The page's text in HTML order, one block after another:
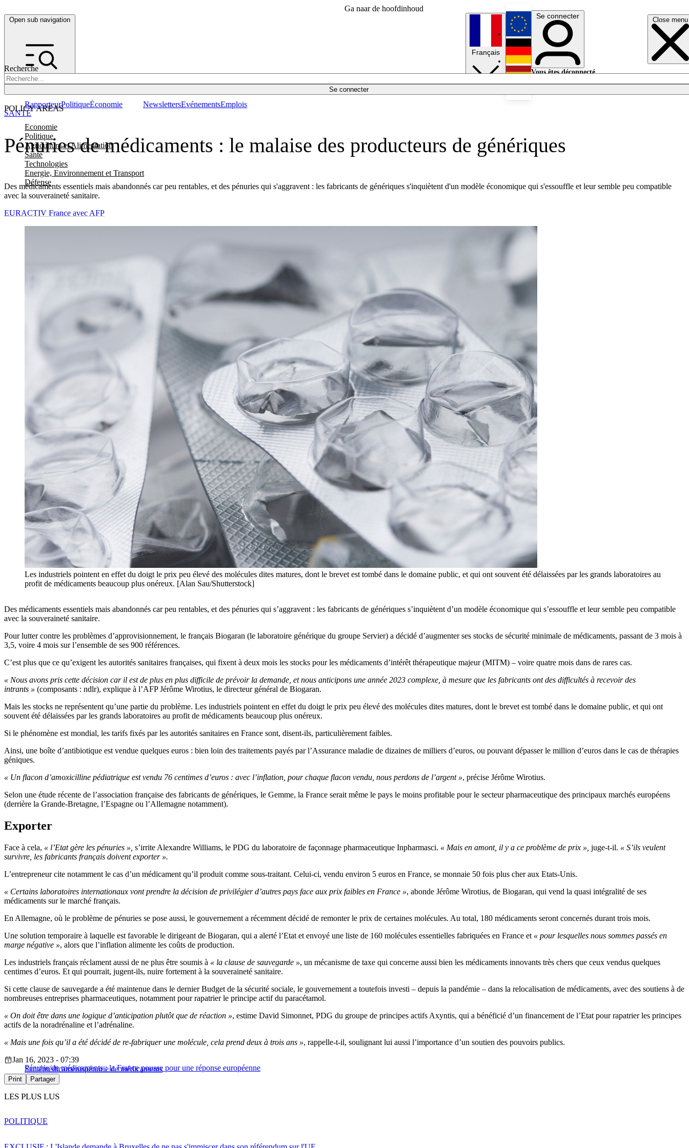
Ga naar de hoofdinhoud
Open sub navigation Close menu
Recherche
Se connecter
POLICY AREAS
Economie
Politique
Agriculture et Alimentation
Santé
Technologies
Energie, Environnement et Transport
Défense
RapporteurPolitiqueÉconomie NewslettersEvénementsEmplois
Français
English
Deutsch
Se connecter
Vous êtes déconnecté.
Pénuries de médicaments : le malaise des producteurs de génériques
Des médicaments essentiels mais abandonnés car peu rentables, et des pénuries qui s'aggravent : les fabricants de génériques s'inquiètent d'un modèle économique qui s'essouffle et leur semble peu compatible
avec la souveraineté sanitaire.
SANTÉ
EURACTIV France avec AFP
Les industriels pointent en effet du doigt le prix peu élevé des molécules dites matures, dont le brevet est tombé dans le domaine public, et qui ont souvent été délaissées par les grands laboratoires au
profit de médicaments beaucoup plus onéreux. [Alan Sau/Shutterstock]
Des médicaments essentiels mais abandonnés car peu rentables, et des pénuries qui s’aggravent : les fabricants de génériques s’inquiètent d’un modèle économique qui s’essouffle et leur semble peu compatible
avec la souveraineté sanitaire.
Pour lutter contre les problèmes d’approvisionnement, le français Biogaran (le laboratoire générique du groupe Servier) a décidé d’augmenter ses stocks de sécurité minimale de médicaments, passant de 3 mois à
3,5, voire 4 mois sur l’ensemble de ses 900 références.
C’est plus que ce qu’exigent les autorités sanitaires françaises, qui fixent à deux mois les stocks pour les médicaments d’intérêt thérapeutique majeur (MITM) – voire quatre mois dans de rares cas.
« Nous avons pris cette décision car il est de plus en plus difficile de prévoir la demande, et nous anticipons une année 2023 complexe, à mesure que les fabricants ont des difficultés à recevoir des
intrants » (composants : ndlr), explique à l’AFP Jérôme Wirotius, le directeur général de Biogaran.
Mais les stocks ne représentent qu’une partie du problème. Les industriels pointent en effet du doigt le prix peu élevé des molécules dites matures, dont le brevet est tombé dans le domaine public, et qui ont
souvent été délaissées par les grands laboratoires au profit de médicaments beaucoup plus onéreux.
Si le phénomène est mondial, les tarifs fixés par les autorités sanitaires en France sont, disent-ils, particulièrement faibles.
Ainsi, une boîte d’antibiotique est vendue quelques euros : bien loin des traitements payés par l’Assurance maladie de dizaines de milliers d’euros, ou pouvant dépasser le million d’euros dans le cas de thérapies
géniques.
« Un flacon d’amoxicilline pédiatrique est vendu 76 centimes d’euros : avec l’inflation, pour chaque flacon vendu, nous perdons de l’argent », précise Jérôme Wirotius.
Selon une étude récente de l’association française des fabricants de génériques, le Gemme, la France serait même le pays le moins profitable pour le secteur pharmaceutique des principaux marchés européens
(derrière la Grande-Bretagne, l’Espagne ou l’Allemagne notamment).
Exporter
Face à cela, « l’Etat gère les pénuries », s’irrite Alexandre Williams, le PDG du laboratoire de façonnage pharmaceutique Inpharmasci. « Mais en amont, il y a ce problème de prix », juge-t-il. « S’ils veulent
survivre, les fabricants français doivent exporter ».
L’entrepreneur cite notamment le cas d’un médicament qu’il produit comme sous-traitant. Celui-ci, vendu environ 5 euros en France, se monnaie 50 fois plus cher aux Etats-Unis.
« Certains laboratoires internationaux vont prendre la décision de privilégier d’autres pays face aux prix faibles en France », abonde Jérôme Wirotius, de Biogaran, qui vend la quasi intégralité de ses
médicaments sur le marché français.
En Allemagne, où le problème de pénuries se pose aussi, le gouvernement a récemment décidé de remonter le prix de certaines molécules. Au total, 180 médicaments seront concernés durant trois mois.
Une solution temporaire à laquelle est favorable le dirigeant de Biogaran, qui a alerté l’Etat et envoyé une liste de 160 molécules essentielles fabriquées en France et « pour lesquelles nous sommes passés en
marge négative », alors que l’inflation alimente les coûts de production.
Les industriels français réclament aussi de ne plus être soumis à « la clause de sauvegarde », un mécanisme de taxe qui concerne aussi bien les médicaments innovants très chers que ceux vendus quelques
centimes d’euros. Et qui pourrait, jugent-ils, nuire fortement à la souveraineté sanitaire.
Si cette clause de sauvegarde a été maintenue dans le dernier Budget de la sécurité sociale, le gouvernement a toutefois investi – depuis la pandémie – dans la relocalisation de médicaments, avec des soutiens à de
nombreuses entreprises pharmaceutiques, notamment pour rapatrier le principe actif du paracétamol.
« On doit être dans une logique d’anticipation plutôt que de réaction », estime David Simonnet, PDG du groupe de principes actifs Axyntis, qui a bénéficié d’un financement de l’Etat pour rapatrier les principes
actifs de la noradrénaline et l’adrénaline.
« Mais une fois qu’il a été décidé de re-fabriquer une molécule, cela prend deux à trois ans », rappelle-t-il, soulignant lui aussi l’importance d’un soutien des pouvoirs publics.
Pénurie de médicaments : la France pousse pour une réponse européenne
Jan 16, 2023 - 07:39
Santémédicamentspénurie de médicaments
Print Partager
LES PLUS LUS
POLITIQUE